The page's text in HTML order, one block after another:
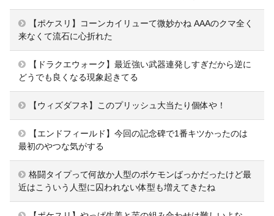
【ポケスリ】コーンカイリューて微妙かね AAAのクマ全く
来なくて流石に心折れた
【ドラクエウォーク】最近強い武器連発しすぎだから逆に
どうでも良くなる現象起きてる
【ウィズダフネ】このプリッシュ大当たり個体や！
【エンドフィールド】今回の記念碑で1番キツかったのは
最初のやつな気がする
格闘タイプって何故か人型のポケモンばっかだったけど最
近はこういう人型に囚われない体型も増えてきたね